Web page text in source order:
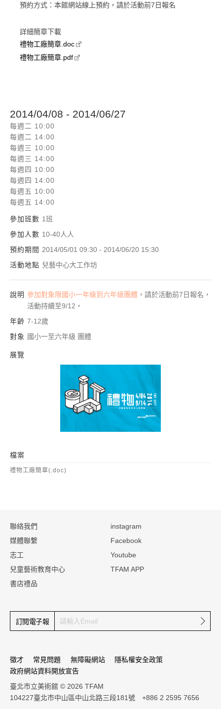
預約方式：本館網站線上預約，請於活動前7日報名
詳細簡章下載
禮物工廠簡章.doc
禮物工廠簡章.pdf
2014/04/08 - 2014/06/27
每週二 10:00
每週二 14:00
每週三 10:00
每週三 14:00
每週四 10:00
每週四 14:00
每週五 10:00
每週五 14:00
參加班數 1班
參加人數 10-40人人
預約期間 2014/05/01 09:30 - 2014/06/20 15:30
活動地點 兒藝中心大工作坊
說明 參加對象限國小一年級到六年級團體 ，請於活動前7日報名，
活動持續至9/12。
年齡 7-12歲
對象
國小一至六年級 團體
展覽
檔案
禮物工廠簡章(.doc)
聯絡我們
媒體聯繫
志工
兒童藝術教育中心
書店禮品
instagram
Facebook
Youtube
TFAM APP
訂閱電子報 確定
徵才 常見問題 無障礙網站
隱私權安全政策
政府網站資料開放宣告
臺北市立美術館 © 2026 TFAM
104227臺北市中山區中山北路三段181號 +886 2 2595 7656